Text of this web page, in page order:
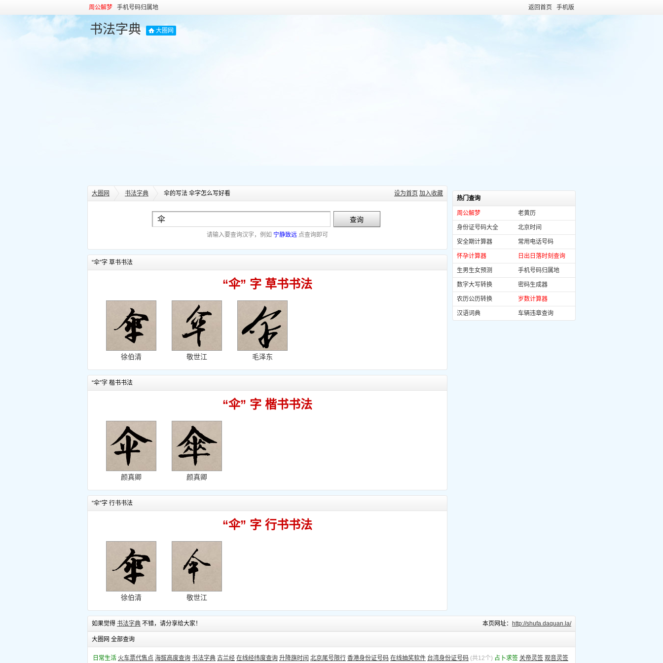
周公解梦 手机号码归属地 返回首页 手机版
书法字典 大圈网
大圈网 书法字典 伞的写法 伞字怎么写好看 设为首页 加入收藏
请输入要查询汉字，例如 宁静致远 点查询即可
“伞”字 草书书法
“伞” 字 草书书法
徐伯清 敬世江 毛泽东
“伞”字 楷书书法
“伞” 字 楷书书法
颜真卿 颜真卿
“伞”字 行书书法
“伞” 字 行书书法
徐伯清 敬世江
热门查询
周公解梦 老黄历
身份证号码大全 北京时间
安全期计算器 常用电话号码
怀孕计算器 日出日落时刻查询
生男生女预测 手机号码归属地
数字大写转换 密码生成器
农历公历转换 岁数计算器
汉语词典 车辆违章查询
如果觉得 书法字典 不错，请分享给大家！ 本页网址： http://shufa.daquan.la/
大圈网 全部查询
日常生活 火车票代售点 海拔高度查询 书法字典 古兰经 在线经纬度查询 升降旗时间 北京尾号限行 香港身份证号码 在线抽奖软件 台湾身份证号码 (共12个) 占卜求签 关帝灵签 观音灵签